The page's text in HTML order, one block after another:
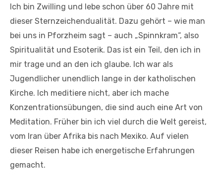
Ich bin Zwilling und lebe schon über 60 Jahre mit
dieser Sternzeichendualität. Dazu gehört – wie man
bei uns in Pforzheim sagt – auch „Spinnkram“, also
Spiritualität und Esoterik. Das ist ein Teil, den ich in
mir trage und an den ich glaube. Ich war als
Jugendlicher unendlich lange in der katholischen
Kirche. Ich meditiere nicht, aber ich mache
Konzentrationsübungen, die sind auch eine Art von
Meditation. Früher bin ich viel durch die Welt gereist,
vom Iran über Afrika bis nach Mexiko. Auf vielen
dieser Reisen habe ich energetische Erfahrungen
gemacht.